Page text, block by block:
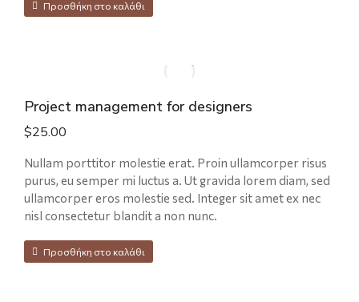
Προσθήκη στο καλάθι
Project management for designers
$25.00
Nullam porttitor molestie erat. Proin ullamcorper risus
purus, eu semper mi luctus a. Ut gravida lorem diam, sed
ullamcorper eros molestie sed. Integer sit amet ex nec
nisl consectetur blandit a non nunc.
Προσθήκη στο καλάθι